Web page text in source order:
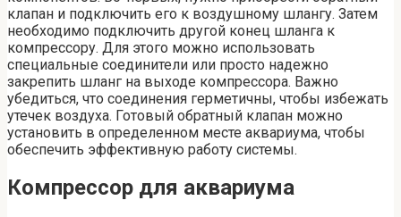
клапан и подключить его к воздушному шлангу. Затем
необходимо подключить другой конец шланга к
компрессору. Для этого можно использовать
специальные соединители или просто надежно
закрепить шланг на выходе компрессора. Важно
убедиться, что соединения герметичны, чтобы избежать
утечек воздуха. Готовый обратный клапан можно
установить в определенном месте аквариума, чтобы
обеспечить эффективную работу системы.
Компрессор для аквариума